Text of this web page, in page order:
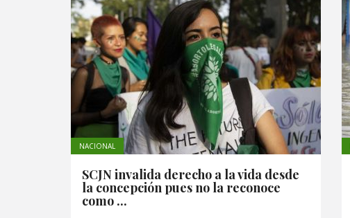
NACIONAL
SCJN invalida derecho a la vida desde
la concepción pues no la reconoce
como ...